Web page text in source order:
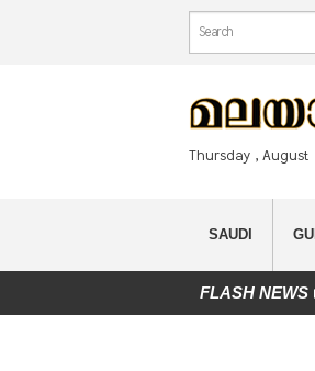
Search
Search
Thursday ,
SAUDI
FLASH NEWS